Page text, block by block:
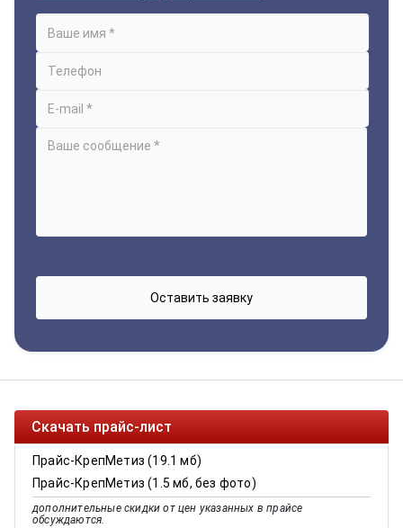
Скачать прайс-лист
Прайс-КрепМетиз (19.1 мб)
Прайс-КрепМетиз (1.5 мб, без фото)
дополнительные скидки от цен указанных в прайсе
обсуждаются.